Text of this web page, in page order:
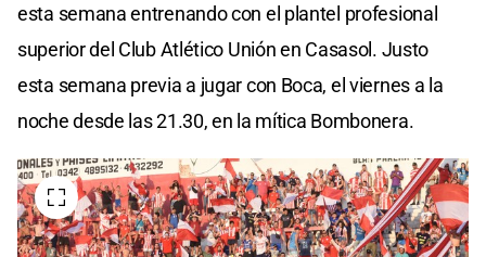
esta semana entrenando con el plantel profesional
superior del Club Atlético Unión en Casasol. Justo
esta semana previa a jugar con Boca, el viernes a la
noche desde las 21.30, en la mítica Bombonera.